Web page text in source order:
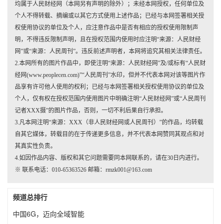
均属于人民财经网（本网另有声明的除外）；未经本网授权，任何单位及
个人不得转载、摘编或以其它方式使用上述作品；已经与本网签署相关授
权使用协议的单位及个人，应注意作品中是否有相应的授权使用限制声
明，不得违反限制声明，且在授权范围内使用时应注明“来源：人民财经
网”或“来源：人民周刊”。违反前述声明者，本网将追究其相关法律责任。
2.本网所有的图片作品中，即使注明“来源：人民财经网”及/或标有“人民财
经网(www.peoplecen.com)”“人民周刊”水印，但并不代表本网对该等图片作
品享有许可他人使用的权利；已经与本网签署相关授权使用协议的单位及
个人，仅有权在授权范围内使用图片中明确注明“人民财经网”或“人民周刊
记者XXX摄”的图片作品，否则，一切不利后果自行承担。
3.凡本网注明“来源：XXX（非人民财经网或人民周刊）”的作品，均转载
自其它媒体，转载目的在于传递更多信息，并不代表本网赞同其观点和对
其真实性负责。
4.如因作品内容、版权和其它问题需要同本网联系的，请在30日内进行。
※ 联系电话：010-65363526 邮箱：rmzk001@163.com
频道总排行
中国6G，迈向全域智能